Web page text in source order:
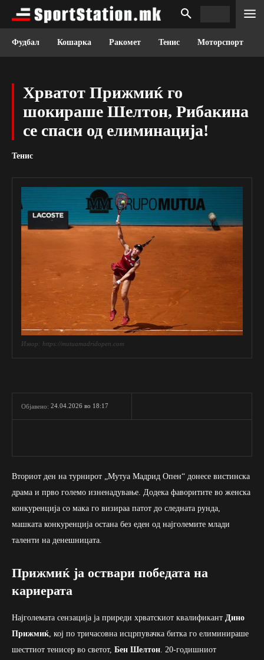
Фудбал Кошарка Ракомет Тенис Моторспорт
Хрватот Прижмиќ го
шокираше Шелтон, Рибакина
се спаси од елиминација!
Тенис
Извор: https://mutuamadridopen.com
Објавено: 24.04.2026 во 18:17
Вториот ден на турнирот „Мутуа Мадрид Опен“ донесе вистинска
драма и прво големо изненадување. Додека фаворитите во женска
конкуренција со мака го визираа патот до следната рунда,
машката конкуренција остана без еден од најголемите млади
таленти на денешницата.
Прижмиќ ја оствари победата на
кариерата
Најголемата сензација ја приреди хрватскиот квалификант Дино
Прижмиќ , кој по тричасовна исцрпувачка битка го елиминираше
шесттиот тенисер во светот, Бен Шелтон . 20-годишниот